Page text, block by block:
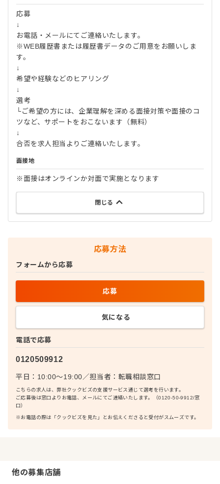
応募
↓
お電話・メールにてご連絡いたします。
※WEB履歴書または履歴書データのご用意をお願いしま
す。
↓
希望や経験などのヒアリング
↓
選考
└ご希望の方には、企業理解を深める面接対策や面接のコ
ツなど、サポートをおこないます（無料）
↓
合否を求人担当よりご連絡いたします。
面接地
※面接はオンラインか対面で実施となります
閉じる
応募方法
電話で応募
0120509912
平日：10:00〜19:00／担当者： 転職相談窓口
こちらの求人は、弊社クックビズの支援サービス通じて選考を行います。
ご応募後は窓口よりお電話、メールにてご連絡いたします。（0120-50-9912/窓
口）
※お電話の際は「クックビズを見た」とお伝えくださると受付がスムーズです。
フォームから応募
応募
気になる
他の募集店舗